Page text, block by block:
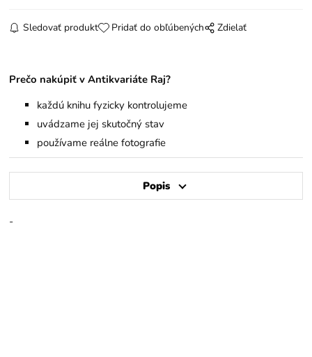
Sledovať produkt Pridať do obľúbených Zdielať
Prečo nakúpiť v Antikvariáte Raj?
každú knihu fyzicky kontrolujeme
uvádzame jej skutočný stav
používame reálne fotografie
Popis
-